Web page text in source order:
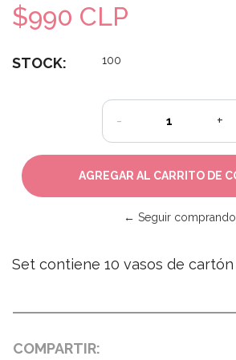
$990 CLP
STOCK: 100
- +
← Seguir comprando
Set contiene 10 vasos de cartón
COMPARTIR: